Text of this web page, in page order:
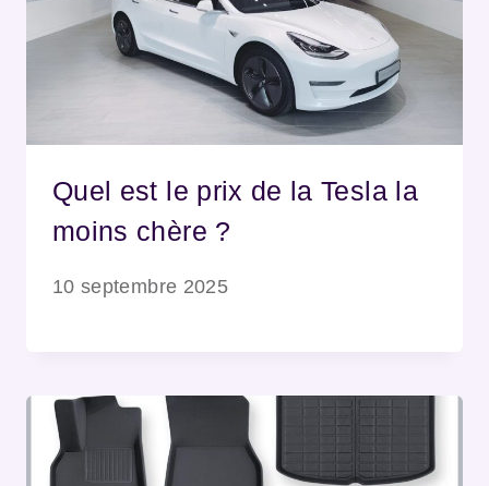
Quel est le prix de la Tesla la
moins chère ?
10 septembre 2025